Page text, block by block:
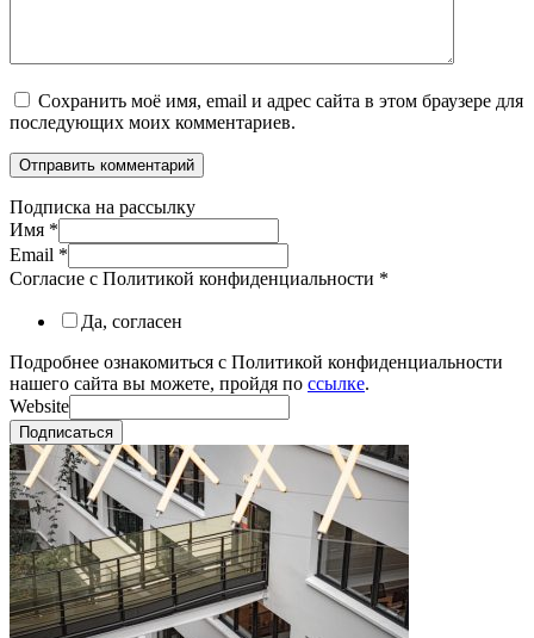
Сохранить моё имя, email и адрес сайта в этом браузере для
последующих моих комментариев.
Подписка на рассылку
Имя *
Email *
Согласие с Политикой конфиденциальности *
Да, согласен
Подробнее ознакомиться с Политикой конфиденциальности
нашего сайта вы можете, пройдя по ссылке.
Website
Подписаться